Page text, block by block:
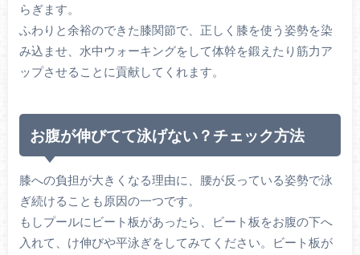
らぎます。
ふわりと余裕のできた膝関節で、正しく膝を使う姿勢を染
み込ませ、水中ウォーキングをして体幹を鍛えたり筋力ア
ップさせることに貢献してくれます。
お腹が伸びてて泳げない？チェック方法
膝への負担が大きくなる理由に、腰が反っている姿勢で泳
ぎ続けることも原因の一つです。
もしプールにビート板があったら、ビート板をお腹の下へ
入れて、け伸びや平泳ぎをしてみてください。ビート板が